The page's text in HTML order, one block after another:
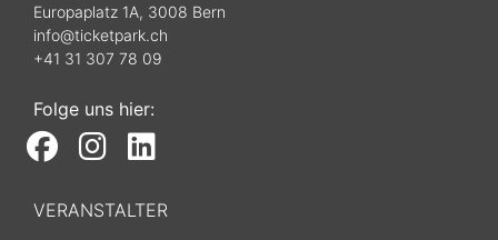
Europaplatz 1A, 3008 Bern
info@ticketpark.ch
+41 31 307 78 09
Folge uns hier:
VERANSTALTER